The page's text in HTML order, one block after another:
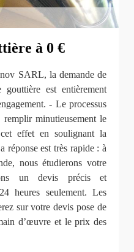
à 0 €
SARL, la demande de
est entièrement
- Le processus
minutieusement le
effet en soulignant la
réponse est très rapide : à
nous étudierons votre
un devis précis et
heures seulement. Les
sur votre devis pose de
d’œuvre et le prix des